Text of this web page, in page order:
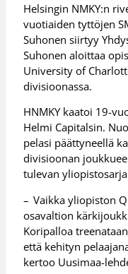
Helsingin NMKY:n
vuotiaiden tyttöjen
Suhonen siirtyy
Suhonen aloittaa
University of
divisioonassa.
HNMKY kaatoi 19-
Helmi Capitalsin.
pelasi päättyneellä
divisioonan
tulevan
– Vaikka yliopiston
osavaltion
Koripalloa
että kehityn
kertoo Uusimaa-